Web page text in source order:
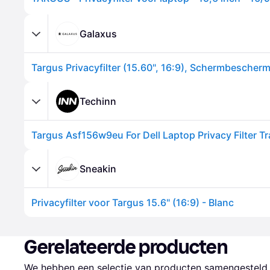
Galaxus
Targus Privacyfilter (15.60", 16:9),
Techinn
Targus Asf156w9eu For Dell Laptop Privacy Filter
Sneakin
Privacyfilter voor Targus 15.6" (16:9) - Blanc
Gerelateerde producten
We hebben een selectie van producten